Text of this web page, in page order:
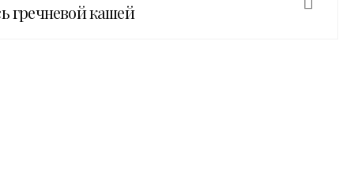
гречневой кашей